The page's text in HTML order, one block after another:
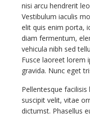
nisi arcu hendrerit
Vestibulum iaculis
elit quis enim porta,
diam fermentum,
vehicula nibh sed
Fusce laoreet lorem
gravida. Nunc eget
Pellentesque
suscipit velit, vitae
dictumst. Phasellus